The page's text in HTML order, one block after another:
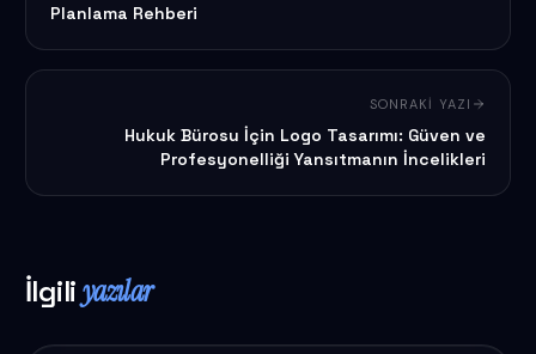
Planlama Rehberi
SONRAKI YAZI
Hukuk Bürosu İçin Logo Tasarımı: Güven ve
Profesyonelliği Yansıtmanın İncelikleri
İlgiliyazılar